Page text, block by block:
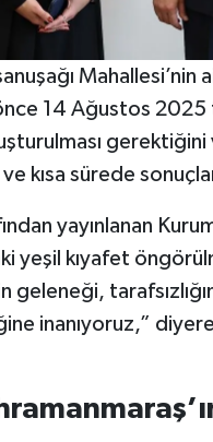
Mahallesi’nin
14 Ağustos
gerektiğini
kısa sürede
yayınlanan
yeşil kıyafet
geleneği,
inanıyoruz,”